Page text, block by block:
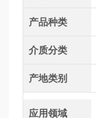
产品种类
介质分类
产地类别
应用领域